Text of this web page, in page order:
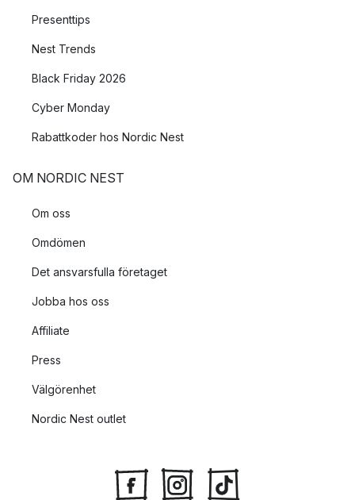
Presenttips
Nest Trends
Black Friday 2026
Cyber Monday
Rabattkoder hos Nordic Nest
OM NORDIC NEST
Om oss
Omdömen
Det ansvarsfulla företaget
Jobba hos oss
Affiliate
Press
Välgörenhet
Nordic Nest outlet